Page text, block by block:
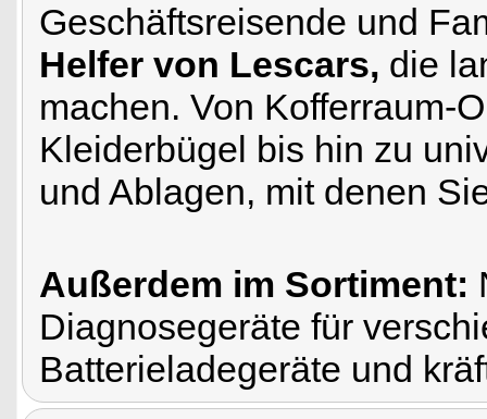
Geschäftsreisende und
Helfer von Lescars, die
machen. Von Kofferraum-
Kleiderbügel bis hin zu
und Ablagen, mit denen
Außerdem im Sortiment:
Diagnosegeräte für
Batterieladegeräte und